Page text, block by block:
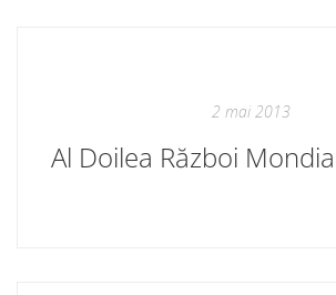
2 mai 2013